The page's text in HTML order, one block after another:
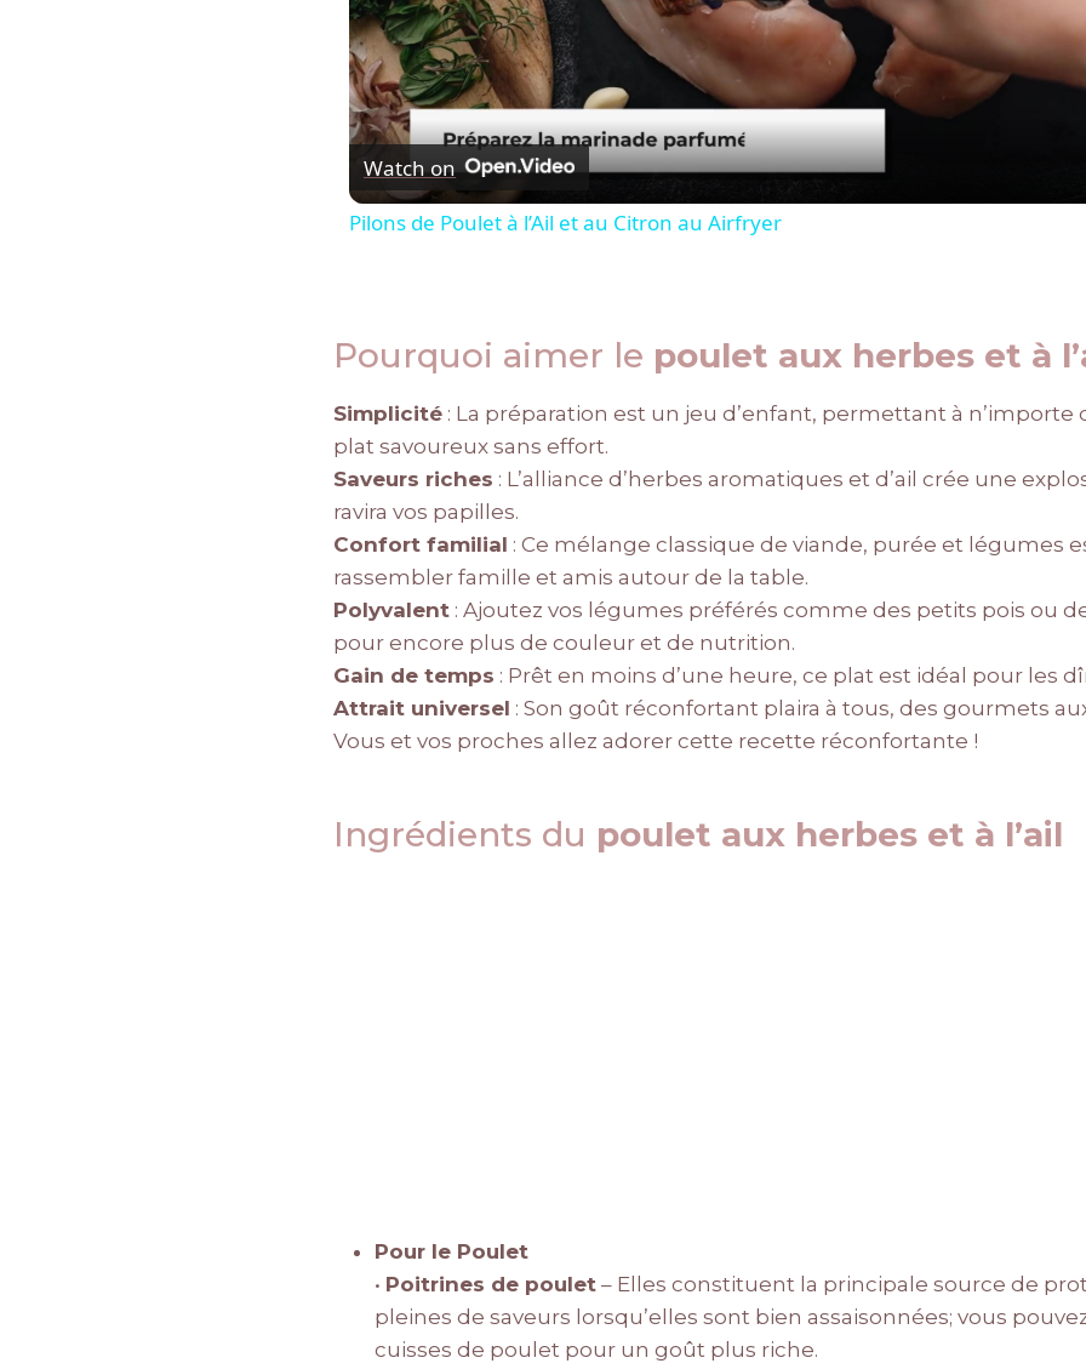
Video
Watch on
Pilons de Poulet à l’Ail et au Citron au Airfryer
Pourquoi aimer le poulet aux herbes et à
Simplicité : La préparation est un jeu d’enfant, permettant à n’importe
plat savoureux sans effort.
Saveurs riches : L’alliance d’herbes aromatiques et d’ail crée une
ravira vos papilles.
Confort familial : Ce mélange classique de viande, purée et légumes
rassembler famille et amis autour de la table.
Polyvalent : Ajoutez vos légumes préférés comme des petits pois ou
pour encore plus de couleur et de nutrition.
Gain de temps : Prêt en moins d’une heure, ce plat est idéal pour les
Attrait universel : Son goût réconfortant plaira à tous, des gourmets
Vous et vos proches allez adorer cette recette réconfortante !
Ingrédients du poulet aux herbes et à l’ail
Pour le Poulet
• Poitrines de poulet – Elles constituent la principale source de
pleines de saveurs lorsqu’elles sont bien assaisonnées; vous
cuisses de poulet pour un goût plus riche.